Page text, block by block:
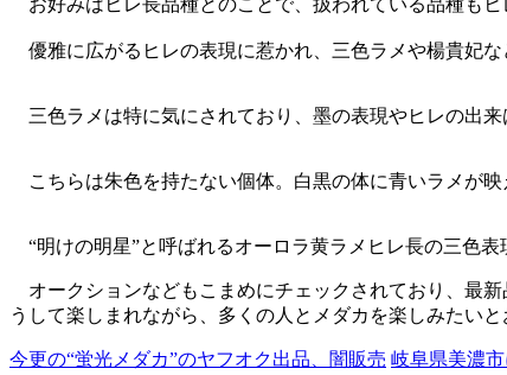
お好みはヒレ長品種とのことで、扱われている品種もヒ
優雅に広がるヒレの表現に惹かれ、三色ラメや楊貴妃
三色ラメは特に気にされており、墨の表現やヒレの出
こちらは朱色を持たない個体。白黒の体に青いラメが映
“明けの明星”と呼ばれるオーロラ黄ラメヒレ長の三色表
オークションなどもこまめにチェックされており、最
うして楽しまれながら、多くの人とメダカを楽しみたいと
今更の“蛍光メダカ”のヤフオク出品、闇販売 岐阜県美濃